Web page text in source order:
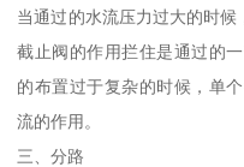
当通过的水流压力过大的时候
截止阀的作用拦住是通过的
的布置过于复杂的时候，单
流的作用。
三、分路